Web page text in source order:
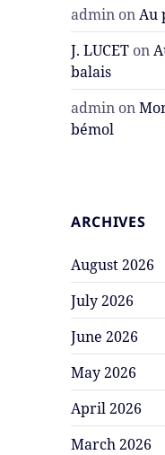
admin onAu
J. LUCET on
balais
admin on
bémol
ARCHIVES
August 2026
July 2026
June 2026
May 2026
April 2026
March 2026